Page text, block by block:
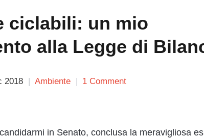
ciclabili: un mio
alla Legge di
2018 Ambiente 1 Comment
in Senato, conclusa la meravigliosa